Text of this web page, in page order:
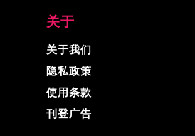
关于
关于我们
隐私政策
使用条款
刊登广告